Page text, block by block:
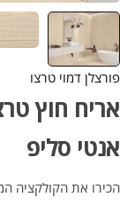
פורצלן דמוי טרצו
אנטי סליפ
הכירו את הקולקציה